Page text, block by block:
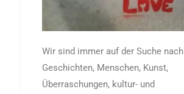
Wir sind immer auf der Suche nach
Geschichten, Menschen, Kunst,
Überraschungen, kultur- und